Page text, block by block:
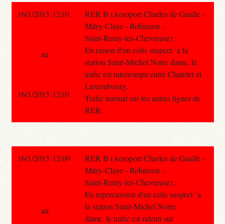
16/1/2015 12:01
RER B (Aeroport Charles de Gaulle -
Mitry-Claye - Robinson -
Saint-Remy-les-Chevreuse) :
En raison d'un colis suspect `a la
station Saint-Michel Notre dame, le
trafic est interrompu entre Chatelet et
Luxembourg.
Trafic normal sur les autres lignes de
RER.
au
16/1/2015 12:01
16/1/2015 12:09
RER B (Aeroport Charles de Gaulle -
Mitry-Claye - Robinson -
Saint-Remy-les-Chevreuse) :
En repercussion d'un colis suspect `a
la station Saint-Michel Notre
dame, le trafic est ralenti sur
au